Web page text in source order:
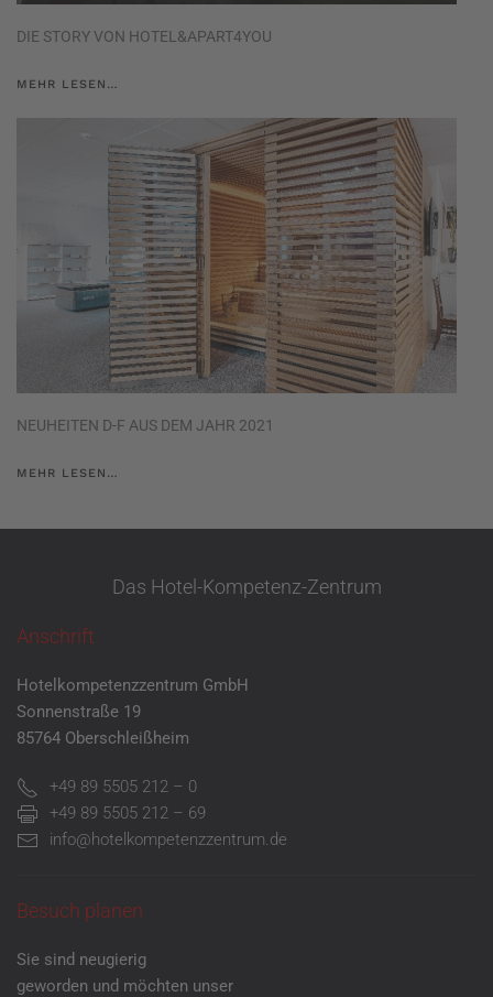
DIE STORY VON HOTEL&APART4YOU
MEHR LESEN…
NEUHEITEN D-F AUS DEM JAHR 2021
MEHR LESEN…
Das Hotel-Kompetenz-Zentrum
Anschrift
Hotelkompetenzzentrum GmbH
Sonnenstraße 19
85764 Oberschleißheim
+49 89 5505 212 – 0
+49 89 5505 212 – 69
info@hotelkompetenzzentrum.de
Besuch planen
Sie sind neugierig
geworden und möchten unser